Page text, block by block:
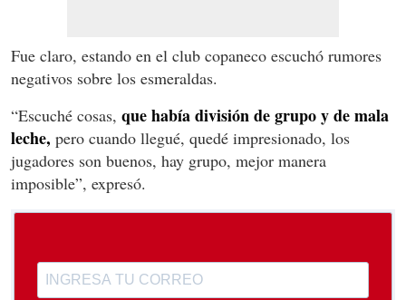
Fue claro, estando en el club copaneco escuchó rumores
negativos sobre los esmeraldas.
“Escuché cosas, que había división de grupo y de mala
leche, pero cuando llegué, quedé impresionado, los
jugadores son buenos, hay grupo, mejor manera
imposible”, expresó.